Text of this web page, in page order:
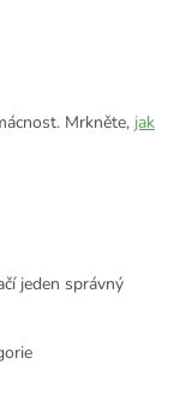
Mrkněte, jak
jeden správný